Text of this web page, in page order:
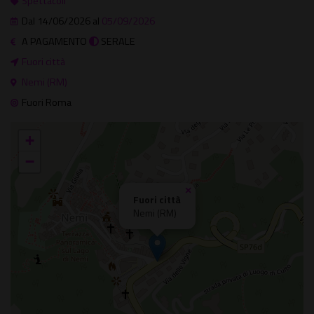
Dal 14/06/2026 al 05/09/2026
A PAGAMENTO
SERALE
Fuori città
Nemi (RM)
Fuori Roma
×
+
−